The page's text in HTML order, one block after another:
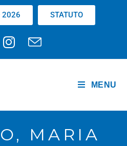
2026 STATUTO
MENU
MARIA